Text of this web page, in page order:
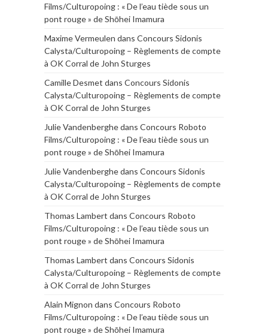
Films/Culturopoing : « De l’eau tiède sous un
pont rouge » de Shōhei Imamura
Maxime Vermeulen dans Concours Sidonis
Calysta/Culturopoing – Règlements de compte
à OK Corral de John Sturges
Camille Desmet dans Concours Sidonis
Calysta/Culturopoing – Règlements de compte
à OK Corral de John Sturges
Julie Vandenberghedans Concours Roboto
Films/Culturopoing : « De l’eau tiède sous un
pont rouge » de Shōhei Imamura
Julie Vandenberghedans Concours Sidonis
Calysta/Culturopoing – Règlements de compte
à OK Corral de John Sturges
Thomas Lambert dans Concours Roboto
Films/Culturopoing : « De l’eau tiède sous un
pont rouge » de Shōhei Imamura
Thomas Lambert dans Concours Sidonis
Calysta/Culturopoing – Règlements de compte
à OK Corral de John Sturges
Alain Mignon dans Concours Roboto
Films/Culturopoing : « De l’eau tiède sous un
pont rouge » de Shōhei Imamura